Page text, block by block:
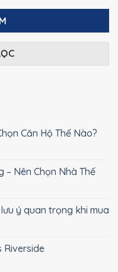
Căn Hộ Thế Nào?
– Nên Chọn Nhà Thế
ý quan trọng khi mua
Riverside